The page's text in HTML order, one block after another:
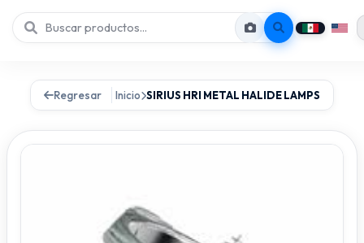
Regresar Inicio SIRIUS HRI METAL HALIDE LAMPS